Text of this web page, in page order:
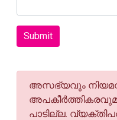
Submit
അസഭ്യവും
പാടില്ല.